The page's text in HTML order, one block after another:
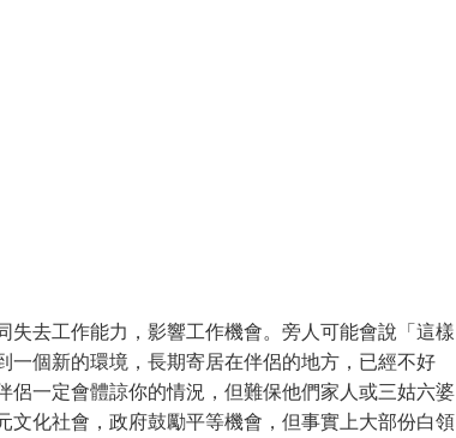
去工作能力，影響工作機會。旁人可能會說「這樣
個新的環境，長期寄居在伴侶的地方，已經不好
一定會體諒你的情況，但難保他們家人或三姑六婆
化社會，政府鼓勵平等機會，但事實上大部份白領